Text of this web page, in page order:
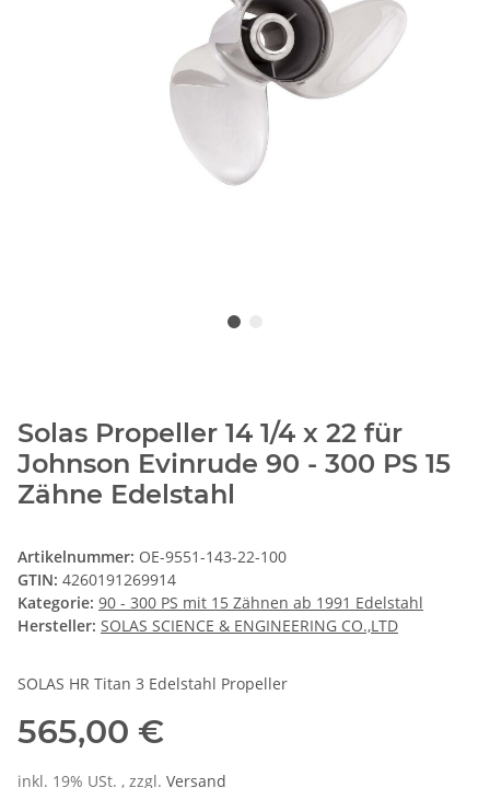
Solas Propeller 14 1/4 x 22 für
Johnson Evinrude 90 - 300 PS 15
Zähne Edelstahl
Artikelnummer: OE-9551-143-22-100
GTIN: 4260191269914
Kategorie: 90 - 300 PS mit 15 Zähnen ab 1991 Edelstahl
Hersteller: SOLAS SCIENCE & ENGINEERING CO.,LTD
SOLAS HR Titan 3 Edelstahl Propeller
565,00 €
inkl. 19% USt. , zzgl. Versand